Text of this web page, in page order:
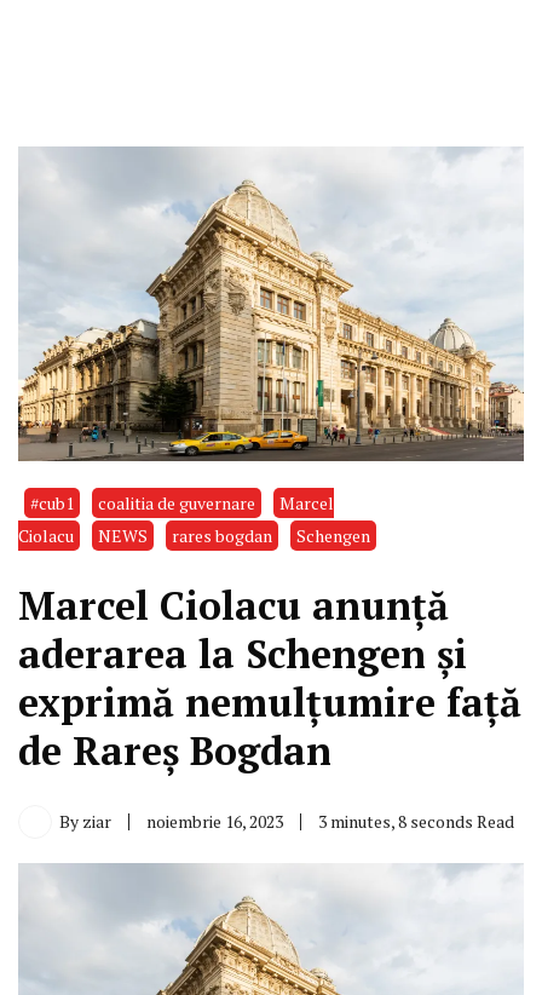
#cub1 coalitia de guvernare
Marcel
Ciolacu
NEWS rares bogdan Schengen
Marcel Ciolacu anunță
aderarea la Schengen și
exprimă nemulțumire față
de Rareș Bogdan
By ziar noiembrie 16, 2023 3 minutes, 8 seconds Read